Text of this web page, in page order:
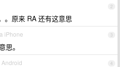
2
。原来 RA 还有这意思
3
iPhone
思。
4
Android